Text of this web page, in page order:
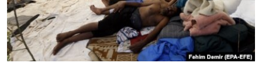
MAGAZIN
O GLASU AMERIKE
Learning English